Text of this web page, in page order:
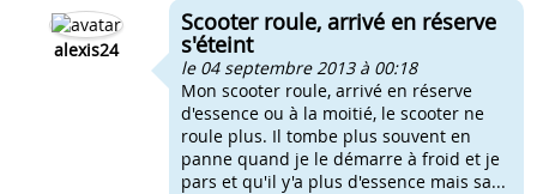
alexis24
Scooter roule, arrivé en réserve
s'éteint
le 04 septembre 2013 à 00:18
Mon scooter roule, arrivé en réserve
d'essence ou à la moitié, le scooter ne
roule plus. Il tombe plus souvent en
panne quand je le démarre à froid et je
pars et qu'il y'a plus d'essence mais sa...